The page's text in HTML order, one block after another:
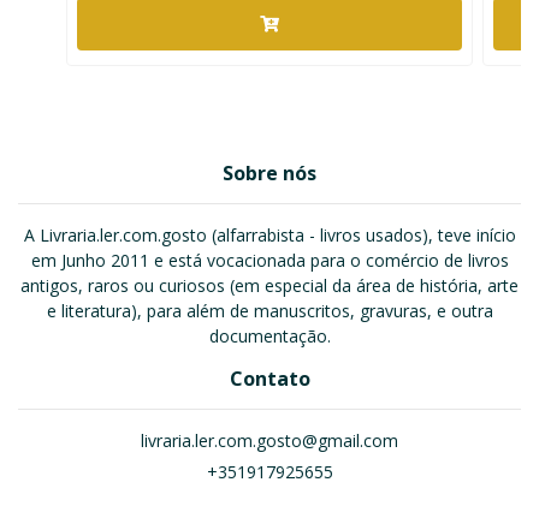
Sobre nós
A Livraria.ler.com.gosto (alfarrabista - livros usados), teve início
em Junho 2011 e está vocacionada para o comércio de livros
antigos, raros ou curiosos (em especial da área de história, arte
e literatura), para além de manuscritos, gravuras, e outra
documentação.
Contato
livraria.ler.com.gosto@gmail.com
+351917925655